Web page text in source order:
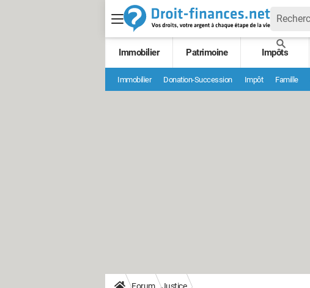
Immobilier Patrimoine Impôts
Immobilier Donation-Succession Impôt Famille